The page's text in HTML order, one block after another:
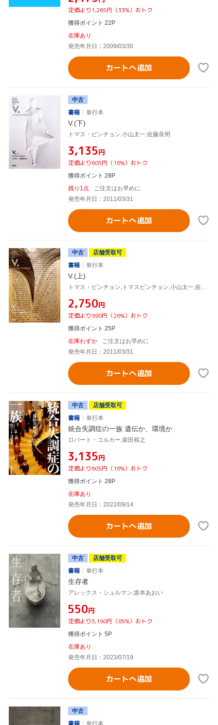
定価より1,265円（33%）おトク
獲得ポイント 22P
在庫あり
発売年月日：2009/03/30
カートへ追加
中古
書籍
単行本
V.(下)
トマス・ピンチョン,小山太一,佐藤良明
¥3,135円
定価より605円（16%）おトク
獲得ポイント 28P
残り1点
ご注文はお早めに
発売年月日：2011/03/31
カートへ追加
中古
店舗受取可
書籍
単行本
V.(上)
トマス・ピンチョン,トマスピンチョン,小山太一,佐藤良明,
¥2,750円
定価より990円（26%）おトク
獲得ポイント 25P
在庫わずか
ご注文はお早めに
発売年月日：2011/03/31
カートへ追加
中古
店舗受取可
書籍
単行本
統合失調症の一族 遺伝か、環境か
ロバート・コルカー,柴田裕之
¥3,135円
定価より605円（16%）おトク
獲得ポイント 28P
在庫あり
発売年月日：2022/09/14
カートへ追加
中古
店舗受取可
書籍
単行本
生存者
アレックス・シュルマン,坂本あおい
¥550円
定価より3,190円（85%）おトク
獲得ポイント 5P
在庫あり
発売年月日：2023/07/19
カートへ追加
中古
書籍
単行本